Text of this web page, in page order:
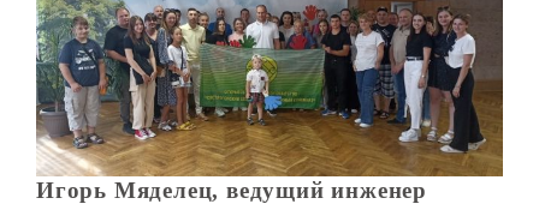
Игорь Мяделец, ведущий инженер